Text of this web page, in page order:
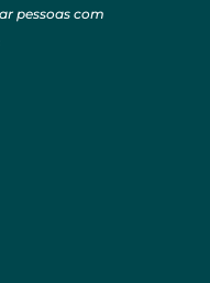
pessoas com